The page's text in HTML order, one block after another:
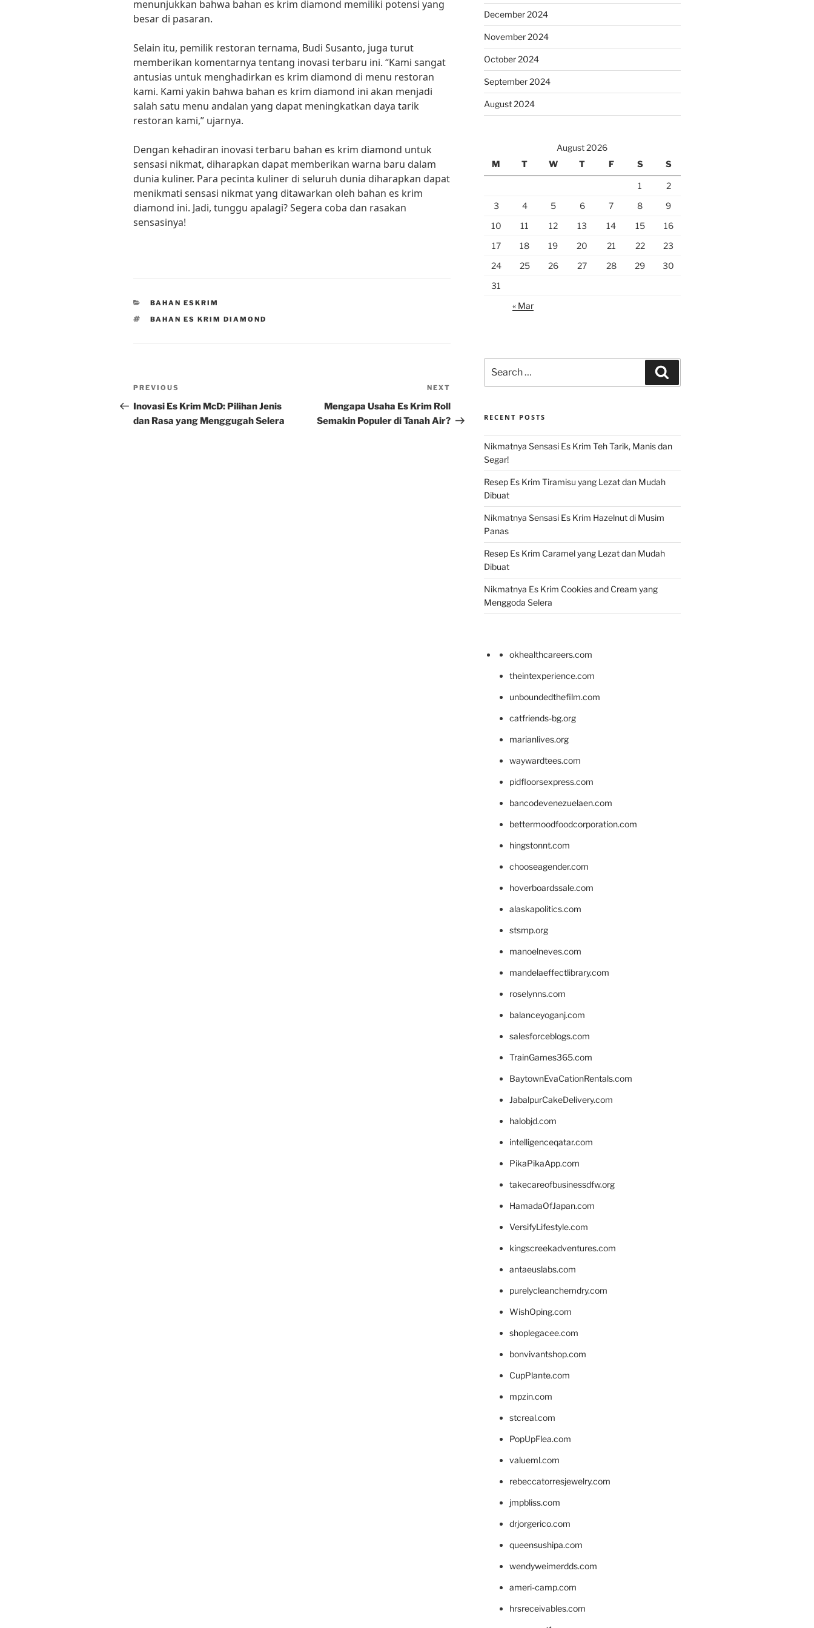
menunjukkan bahwa bahan es krim diamond memiliki potensi yang
besar di pasaran.
Selain itu, pemilik restoran ternama, Budi Susanto, juga turut
memberikan komentarnya tentang inovasi terbaru ini. “Kami sangat
antusias untuk menghadirkan es krim diamond di menu restoran
kami. Kami yakin bahwa bahan es krim diamond ini akan menjadi
salah satu menu andalan yang dapat meningkatkan daya tarik
restoran kami,” ujarnya.
Dengan kehadiran inovasi terbaru bahan es krim diamond untuk
sensasi nikmat, diharapkan dapat memberikan warna baru dalam
dunia kuliner. Para pecinta kuliner di seluruh dunia diharapkan dapat
menikmati sensasi nikmat yang ditawarkan oleh bahan es krim
diamond ini. Jadi, tunggu apalagi? Segera coba dan rasakan
sensasinya!
CATEGORIES
BAHAN ESKRIM
TAGS
BAHAN ES KRIM DIAMOND
Post
navigation
Previous
Post
PREVIOUS
Inovasi Es Krim McD: Pilihan Jenis
dan Rasa yang Menggugah Selera
Post
NEXT
Mengapa Usaha Es Krim Roll
Semakin Populer di Tanah Air?
December 2024
November 2024
October 2024
September 2024
August 2024
August 2026
M
T W T F S S
1
2
3
4 5 6 7 8
9
10
11 12 13 14 15
16
17
18 19 20 21 22
23
24
25 26 27 28 29
30
31
« Mar
for:
RECENT POSTS
Nikmatnya Sensasi Es Krim Teh Tarik, Manis dan
Segar!
Resep Es Krim Tiramisu yang Lezat dan Mudah
Dibuat
Nikmatnya Sensasi Es Krim Hazelnut di Musim
Panas
Resep Es Krim Caramel yang Lezat dan Mudah
Dibuat
Nikmatnya Es Krim Cookies and Cream yang
Menggoda Selera
okhealthcareers.com
theintexperience.com
unboundedthefilm.com
catfriends-bg.org
marianlives.org
waywardtees.com
pidfloorsexpress.com
bancodevenezuelaen.com
bettermoodfoodcorporation.com
hingstonnt.com
chooseagender.com
hoverboardssale.com
alaskapolitics.com
stsmp.org
manoelneves.com
mandelaeffectlibrary.com
roselynns.com
balanceyoganj.com
salesforceblogs.com
TrainGames365.com
BaytownEvaCationRentals.com
JabalpurCakeDelivery.com
halobjd.com
intelligenceqatar.com
PikaPikaApp.com
takecareofbusinessdfw.org
HamadaOfJapan.com
VersifyLifestyle.com
kingscreekadventures.com
antaeuslabs.com
purelycleanchemdry.com
WishOping.com
shoplegacee.com
bonvivantshop.com
CupPlante.com
mpzin.com
stcreal.com
PopUpFlea.com
valueml.com
rebeccatorresjewelry.com
jmpbliss.com
drjorgerico.com
queensushipa.com
wendyweimerdds.com
ameri-camp.com
hrsreceivables.com